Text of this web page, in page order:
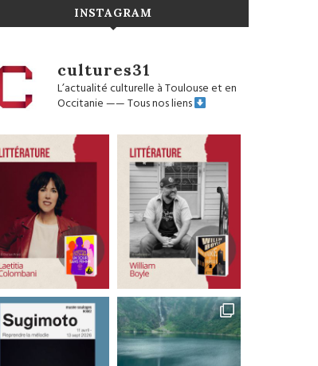
INSTAGRAM
cultures31
L’actualité culturelle à Toulouse et en
Occitanie——Tous nos liens